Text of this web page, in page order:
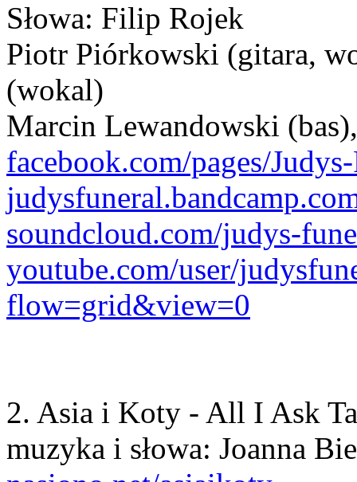
Słowa: Filip Rojek
Piotr Piórkowski (gitara,
(wokal)
Marcin Lewandowski
facebook.com/pages/
soundcloud.com/judys-
youtube.com/user/
flow=grid&view=0
2. Asia i Koty - All I Ask
muzyka i słowa: Joanna